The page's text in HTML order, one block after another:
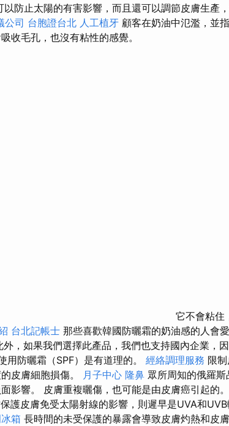
防止太陽的有害影響，而且還可以調節皮膚生產
公司 台胞證台北 人工植牙 顧客在奶油中氾濫，並
收毛孔，也沒有粘性的感覺。
它不會粘住
台北記帳士 那些喜歡韓國防曬霜的奶油感的人會
外，如果我們選擇此產品，我們也支持國內企業，
用防曬霜（SPF）是有道理的。 經絡調理服務 限
皮膚細胞損傷。
月子中心 隆鼻 眾所周知的俄羅斯
影響。 皮膚重複曬傷，也可能是由皮膚癌引起的。
護皮膚免受太陽射線的影響，則遲早是UVA和
箱 長時間的未受保護的暴露會導致皮膚灼熱和皮